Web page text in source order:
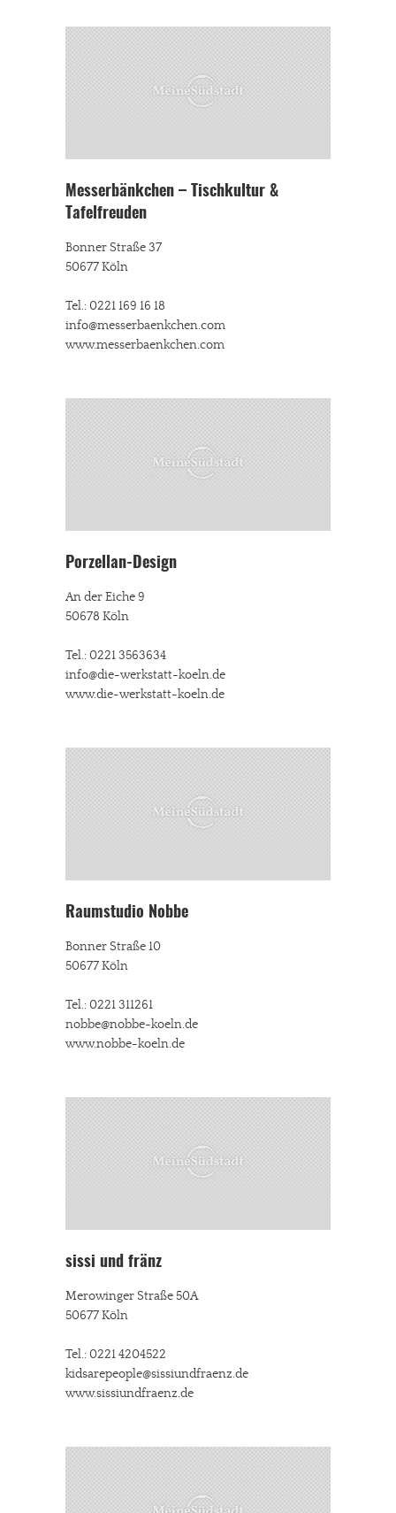
Messerbänkchen – Tischkultur &
Tafelfreuden
Bonner Straße 37
50677 Köln
Tel.: 0221 169 16 18
info@messerbaenkchen.com
www.messerbaenkchen.com
Porzellan-Design
An der Eiche 9
50678 Köln
Tel.: 0221 3563634
info@die-werkstatt-koeln.de
www.die-werkstatt-koeln.de
Raumstudio Nobbe
Bonner Straße 10
50677 Köln
Tel.: 0221 311261
nobbe@nobbe-koeln.de
www.nobbe-koeln.de
sissi und fränz
Merowinger Straße 50A
50677 Köln
Tel.: 0221 4204522
kidsarepeople@sissiundfraenz.de
www.sissiundfraenz.de